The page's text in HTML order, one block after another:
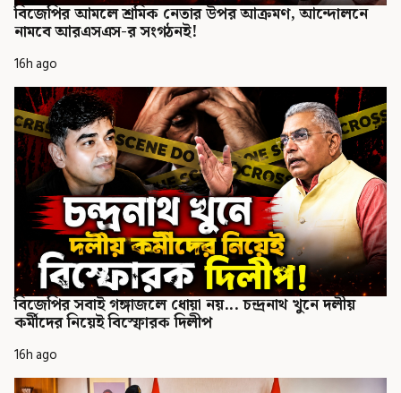
বিজেপির আমলে শ্রমিক নেতার উপর আক্রমণ, আন্দোলনে
নামবে আরএসএস-র সংগঠনই!
16h ago
বিজেপির সবাই গঙ্গাজলে ধোয়া নয়... চন্দ্রনাথ খুনে দলীয়
কর্মীদের নিয়েই বিস্ফোরক দিলীপ
16h ago